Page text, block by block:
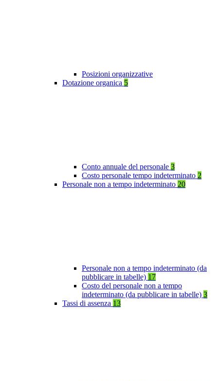
Posizioni organizzative
Dotazione organica 5
Conto annuale del personale 3
Costo personale tempo indeterminato 2
Personale non a tempo indeterminato 20
Personale non a tempo indeterminato (da
pubblicare in tabelle) 17
Costo del personale non a tempo
indeterminato (da pubblicare in tabelle) 3
Tassi di assenza 13